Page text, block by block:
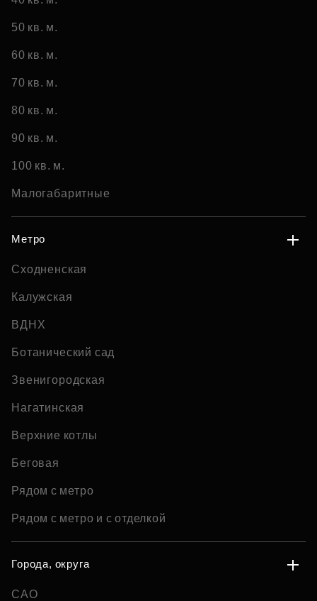
50 кв. м.
60 кв. м.
70 кв. м.
80 кв. м.
90 кв. м.
100 кв. м.
Малогабаритные
Метро
Сходненская
Калужская
ВДНХ
Ботанический сад
Звенигородская
Нагатинская
Верхние котлы
Беговая
Рядом с метро
Рядом с метро и с отделкой
Города, округа
САО